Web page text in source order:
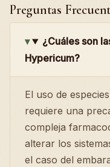
Preguntas
¿Cuáles son
Hypericum?
El uso de
requiere una
compleja
alterar los
el caso del